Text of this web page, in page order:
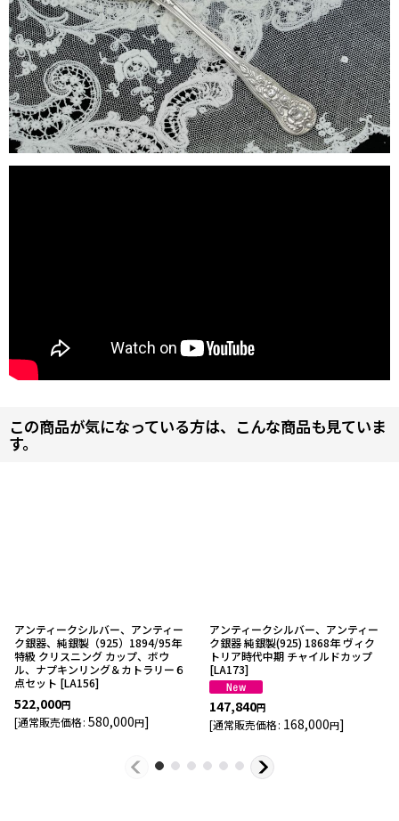
この商品が気になっている方は、こんな商品も見ていま
す。
アンティークシルバー、アンティー
ク銀器、純銀製（925）1894/95年
特級 クリスニング カップ、ボウ
ル、ナプキンリング＆カトラリー６
点セット [LA156]
522,000円
[通常販売価格: 580,000円]
アンティークシルバー、アンティー
ク銀器 純銀製(925) 1868年 ヴィク
トリア時代中期 チャイルドカップ
[LA173]
147,840円
[通常販売価格: 168,000円]